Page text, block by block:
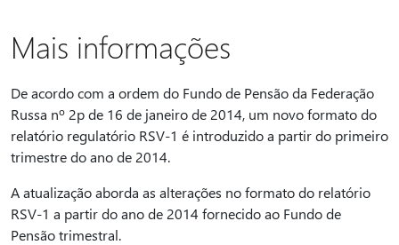
Mais informações
De acordo com a ordem do Fundo de Pensão da Federação
Russa nº 2p de 16 de janeiro de 2014, um novo formato do
relatório regulatório RSV-1 é introduzido a partir do primeiro
trimestre do ano de 2014.
A atualização aborda as alterações no formato do relatório
RSV-1 a partir do ano de 2014 fornecido ao Fundo de
Pensão trimestral.